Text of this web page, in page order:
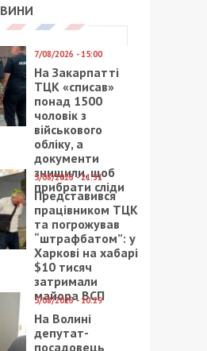
7/08/2026 - 15:00
На Закарпатті
ТЦК «списав»
понад 1500
чоловік з
військового
обліку, а
документи
знищили, щоб
прибрати сліди
5/08/2026 - 21:31
Представився
працівником ТЦК
та погрожував
“штрафбатом”: у
Харкові на хабарі
$10 тисяч
затримали
майора ВСП
5/08/2026 - 10:29
На Волині
депутат-
посадовець